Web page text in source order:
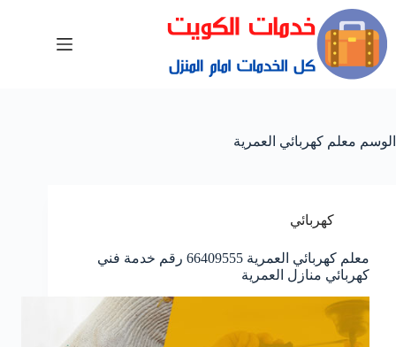
الوسم معلم كهربائي العمرية
كهربائي
معلم كهربائي العمرية 66409555 رقم خدمة فني
كهربائي منازل العمرية